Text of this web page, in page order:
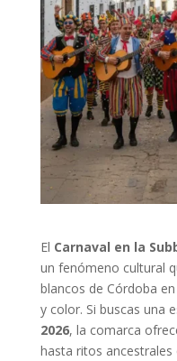
El Carnaval en la
un fenómeno cultural
blancos de Córdoba
y color. Si buscas una
2026, la comarca
hasta ritos